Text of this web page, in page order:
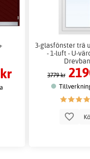
3-glasfönster trä
- 1-luft - U-
3779 kr